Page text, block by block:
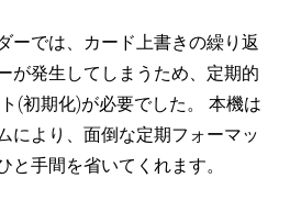
ーでは、カード上書きの繰り返
が発生してしまうため、定期的
(初期化)が必要でした。 本機は
により、面倒な定期フォーマッ
と手間を省いてくれます。